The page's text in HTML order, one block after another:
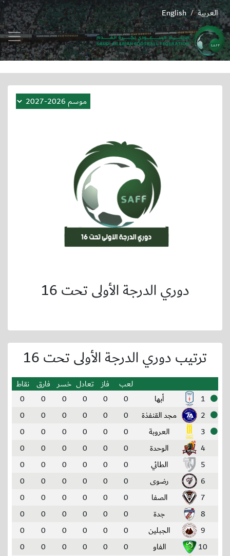
English / العربية
دوري الدرجة الأولى تحت 16
ترتيب دوري الدرجة الأولى تحت 16
لعب فاز تعادل خسر فارق نقاط
1
أبها 0
0
0
0
0
0
2
مجد القنفذة 0
0
0
0
0
0
3
العروبة 0
0
0
0
0
0
4
الوحدة 0
0
0
0
0
0
5
الطائي 0
0
0
0
0
0
6
رضوى 0
0
0
0
0
0
7
الصفا 0
0
0
0
0
0
8
جدة 0
0
0
0
0
0
9
الجبلين 0
0
0
0
0
0
10
الفاو 0
0
0
0
0
0